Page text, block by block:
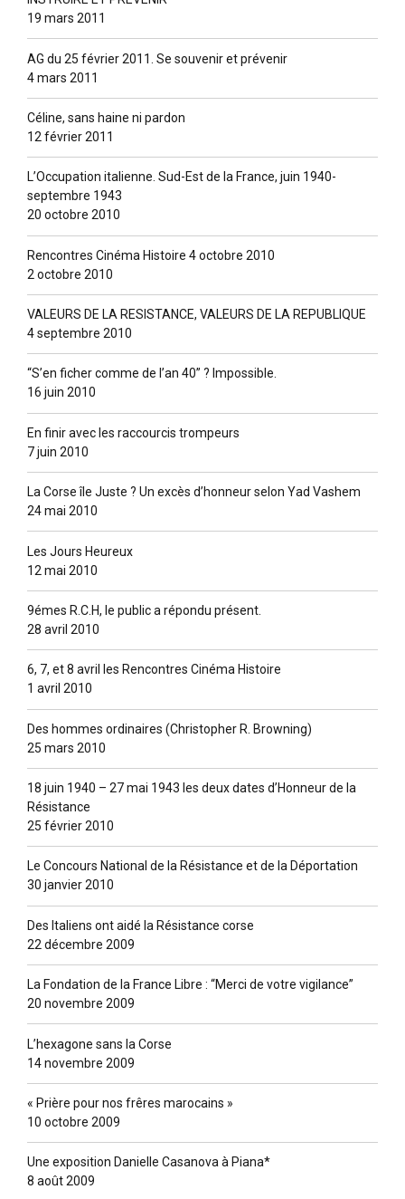
19 mars 2011
AG du 25 février 2011. Se souvenir et prévenir
4 mars 2011
Céline, sans haine ni pardon
12 février 2011
L’Occupation italienne. Sud-Est de la France, juin 1940-
septembre 1943
20 octobre 2010
Rencontres Cinéma Histoire 4 octobre 2010
2 octobre 2010
VALEURS DE LA RESISTANCE, VALEURS DE LA REPUBLIQUE
4 septembre 2010
“S’en ficher comme de l’an 40” ? lmpossible.
16 juin 2010
En finir avec les raccourcis trompeurs
7 juin 2010
La Corse île Juste ? Un excès d’honneur selon Yad Vashem
24 mai 2010
Les Jours Heureux
12 mai 2010
9émes R.C.H, le public a répondu présent.
28 avril 2010
6, 7, et 8 avril les Rencontres Cinéma Histoire
1 avril 2010
Des hommes ordinaires (Christopher R. Browning)
25 mars 2010
18 juin 1940 – 27 mai 1943 les deux dates d’Honneur de la
Résistance
25 février 2010
Le Concours National de la Résistance et de la Déportation
30 janvier 2010
Des Italiens ont aidé la Résistance corse
22 décembre 2009
La Fondation de la France Libre : “Merci de votre vigilance”
20 novembre 2009
L’hexagone sans la Corse
14 novembre 2009
« Prière pour nos frêres marocains »
10 octobre 2009
Une exposition Danielle Casanova à Piana*
8 août 2009